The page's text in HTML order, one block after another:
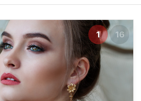
1 16